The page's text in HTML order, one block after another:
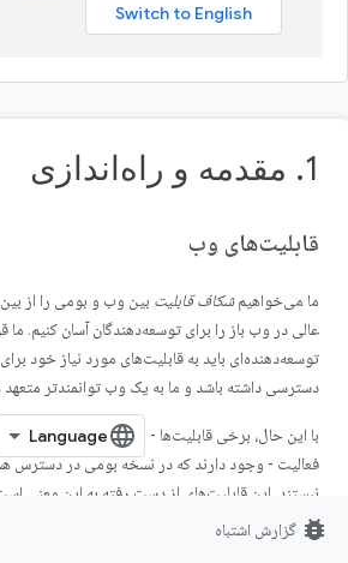
1. مقدمه و راه‌اندازی
قابلیت‌های وب
ما می‌خواهیمشکاف قابلیت بین وب و بومی را از بین
عالی در وب باز را برای توسعه‌دهندگان آسان کنیم. ما
توسعه‌دهنده‌ای باید به قابلیت‌های مورد نیاز خود
دسترسی داشته باشد و ما به یک وب توانمندتر متعهد
با این حال، برخی قابلیت‌ها - مانند دسترسی به
فعالیت - وجود دارند که در نسخه بومی در دسترس
نیستند. این قابلیت‌های از دست رفته به این معنی
برنامه‌ها را نمی‌توان در وب ارائه داد یا کاربرد کمتری
bug_report گزارش اشتباه